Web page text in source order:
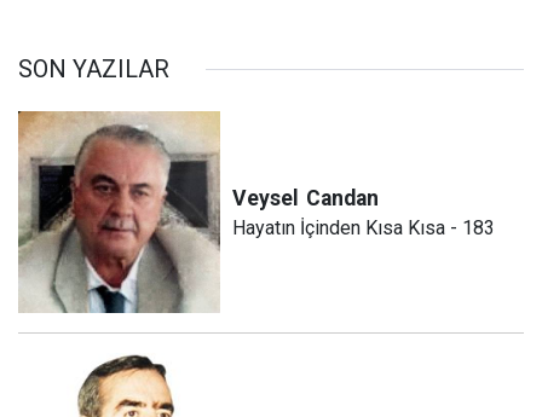
SON YAZILAR
Veysel Candan
Hayatın İçinden Kısa Kısa - 183